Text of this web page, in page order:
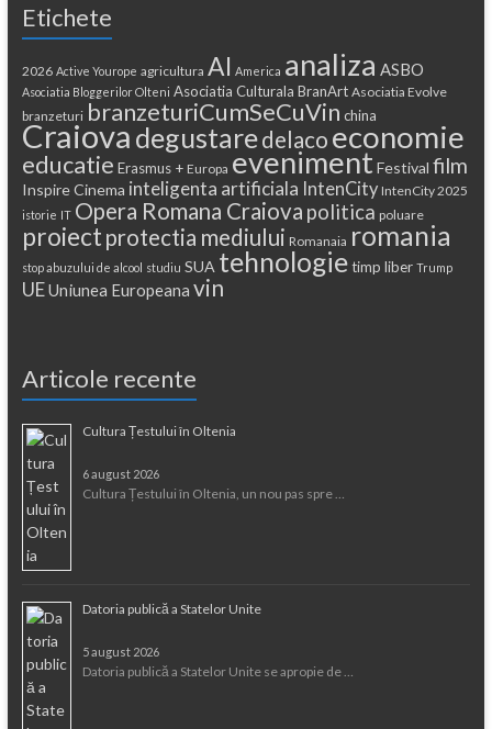
Etichete
2026 Active Yourope agricultura AI America analiza ASBO
Asociatia Bloggerilor Olteni Asociatia Culturala BranArt Asociatia Evolve
branzeturi branzeturiCumSeCuVin china
Craiova degustaredelaco economie
educatie Erasmus + Europa eveniment Festival film
Inspire Cinema inteligenta artificiala IntenCity IntenCity 2025
istorie IT Opera Romana Craiova politica poluare
proiect protectia mediului Romanaia romania
stop abuzului de alcool studiu SUA tehnologie timp liber Trump
UEUniunea Europeana vin
Articole recente
Cultura Țestului în Oltenia
6 august 2026
Cultura Țestului în Oltenia, un nou pas spre …
Datoria publică a Statelor Unite
5 august 2026
Datoria publică a Statelor Unite se apropie de …